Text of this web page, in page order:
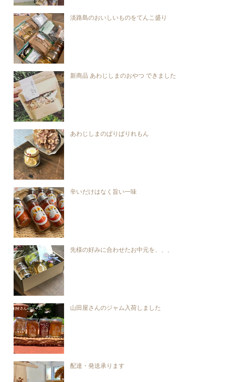
淡路島のおいしいものをてんこ盛り
新商品 あわじしまのおやつ できました
あわじしまのぱりぱりれもん
辛いだけはなく旨い一味
先様の好みに合わせたお中元を、、、
山田屋さんのジャム入荷しました
配達・発送承ります